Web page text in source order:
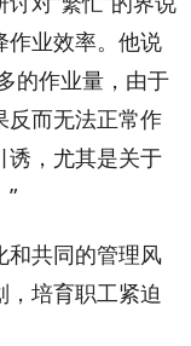
作业效率。他说
的作业量，由于
反而无法正常作
诱，尤其是关于
”
共同的管理风
培育职工紧迫